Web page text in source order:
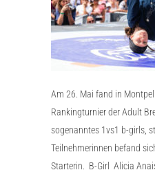
Am 26. Mai fand in
Rankingturnier der Adult
sogenanntes 1vs1 b-girls,
Teilnehmerinnen befand
Starterin. B-Girl Alicia